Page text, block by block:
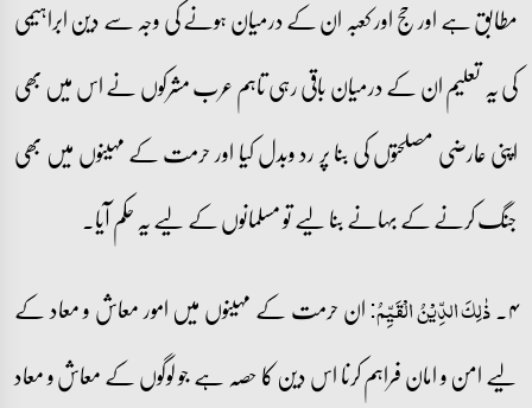
مطابق ہے اور حج اور کعبہ ان کے درمیان ہونے کی وجہ سے دین ابراہیمی
کی یہ تعلیم ان کے درمیان باقی رہی تاہم عرب مشرکوں نے اس میں بھی
اپنی عارضی مصلحتوں کی بنا پر رد وبدل کیا اور حرمت کے مہینوں میں بھی
جنگ کرنے کے بہانے بنا لیے تو مسلمانوں کے لیے یہ حکم آیا۔
۴۔ ذٰلِکَ الدِّیۡنُ الۡقَیِّمُ:ان حرمت کے مہینوں میں امور معاش و معاد کے
لیے امن و امان فراہم کرنا اس دین کا حصہ ہے جو لوگوں کے معاش و معاد